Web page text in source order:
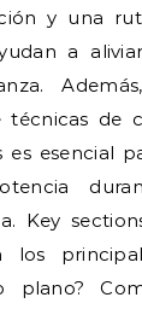
y una
a
técnicas de
es esencial
Key
los
plano?